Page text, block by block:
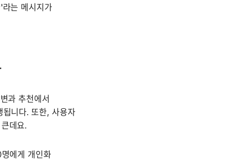
는 메시지가
과 추천에서
됩니다. 또한, 사용자
데요.
에게 개인화